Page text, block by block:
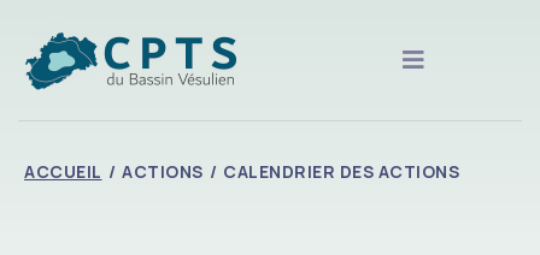
ACCUEIL ACTIONS CALENDRIER DES ACTIONS